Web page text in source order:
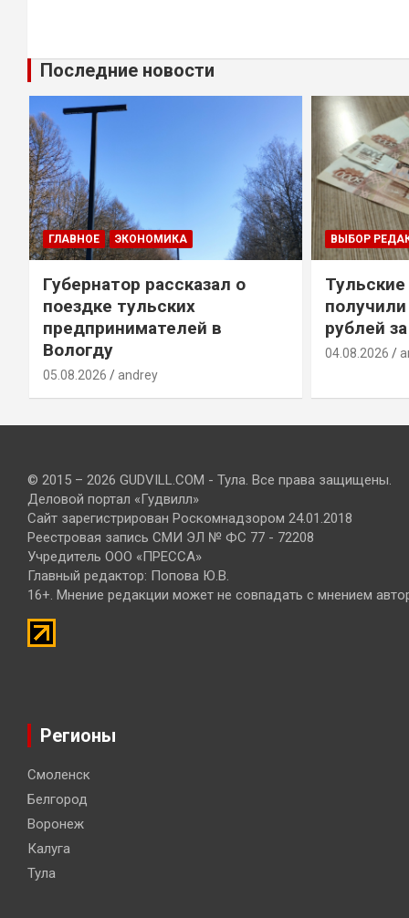
Последние новости
ГЛАВНОЕ ЭКОНОМИКА
Губернатор рассказал о
поездке тульских
предпринимателей в
Вологду
05.08.2026 andrey
ВЫБОР
рублей
04.08.2026
© 2015 – 2026 GUDVILL.COM - Тула. Все права защищены.
Деловой портал «Гудвилл»
Сайт зарегистрирован Роскомнадзором 24.01.2018
Реестровая запись СМИ ЭЛ № ФС 77 - 72208
Учредитель ООО «ПРЕССА»
Главный редактор: Попова Ю.В.
16+. Мнение редакции может не совпадать с мнением
Регионы
Смоленск
Белгород
Воронеж
Калуга
Тула